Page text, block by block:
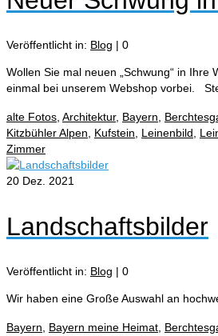
Veröffentlicht in: Blog | 0
Wollen Sie mal neuen „Schwung“ in
einmal bei unserem Webshop vorbei.
alte Fotos Architektur, Bayern
Kitzbühler Alpen
Kufstein Leinenbild
Zimmer
20 Dez. 2021
Landschaftsbilder
Veröffentlicht in: Blog | 0
Wir haben eine Große Auswahl an
Bayern Bayern meine Heimat